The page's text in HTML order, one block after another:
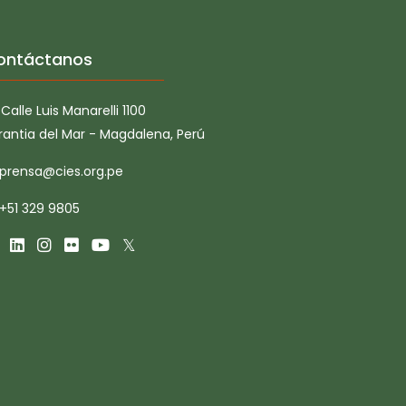
Calle Luis Manarelli 1100
del Mar - Magdalena, Perú
prensa@cies.org.pe
+51 329 9805